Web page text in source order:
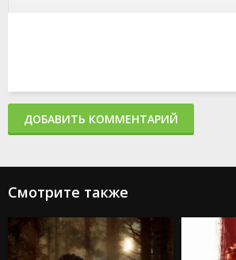
ДОБАВИТЬ КОММЕНТАРИЙ
Смотрите также